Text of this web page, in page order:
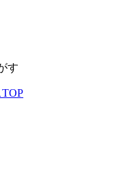
す